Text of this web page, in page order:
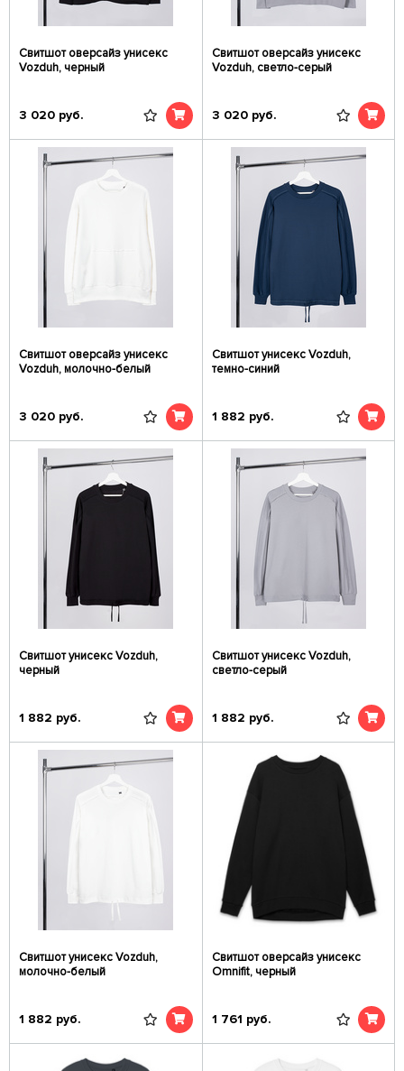
Свитшот оверсайз унисекс
Vozduh, черный
3 020 руб.
Свитшот оверсайз унисекс
Vozduh, светло-серый
3 020 руб.
Свитшот оверсайз унисекс
Vozduh, молочно-белый
3 020 руб.
Свитшот унисекс Vozduh,
темно-синий
1 882 руб.
Свитшот унисекс Vozduh,
черный
1 882 руб.
Свитшот унисекс Vozduh,
светло-серый
1 882 руб.
Свитшот унисекс Vozduh,
молочно-белый
1 882 руб.
Свитшот оверсайз унисекс
Omnifit, черный
1 761 руб.